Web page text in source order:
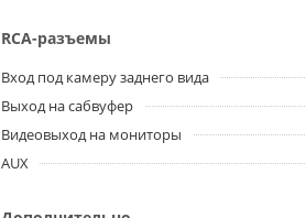
RCA-разъемы
Вход под камеру заднего вида
Выход на сабвуфер
Видеовыход на мониторы
AUX